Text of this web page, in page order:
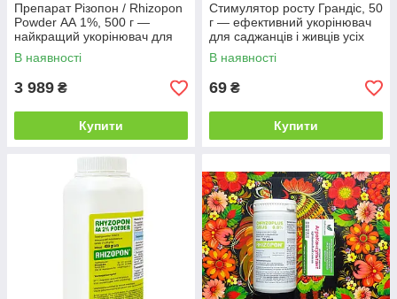
Препарат Різопон / Rhizopon
Powder АА 1%, 500 г —
найкращий укорінювач для
рослин, Rhizopon BV
В наявності
3 989 ₴
Купити
Стимулятор росту Грандіс, 50
г — ефективний укорінювач
для саджанців і живців усіх
видів рослин
В наявності
69 ₴
Купити